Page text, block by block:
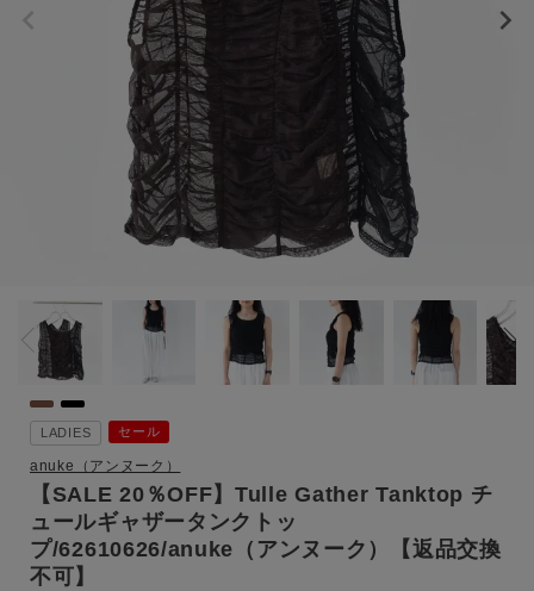
LADIES セール
anuke（アンヌーク）
【SALE 20％OFF】Tulle Gather Tanktop チ
ュールギャザータンクトッ
プ/62610626/anuke（アンヌーク）【返品交換
不可】